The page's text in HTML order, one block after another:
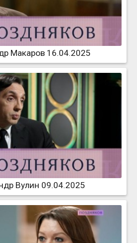
Макаров 16.04.2025
Вулин 09.04.2025